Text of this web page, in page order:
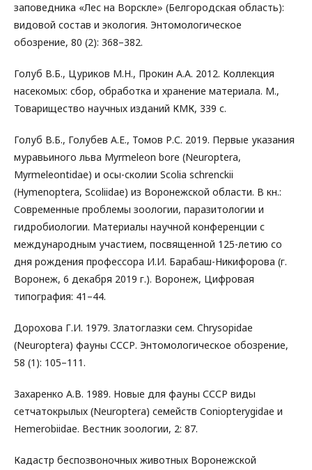
заповедника «Лес на Ворскле» (Белгородская область):
видовой состав и экология. Энтомологическое
обозрение, 80 (2): 368–382.
Голуб В.Б., Цуриков М.Н., Прокин А.А. 2012. Коллекция
насекомых: сбор, обработка и хранение материала. М.,
Товарищество научных изданий КМК, 339 с.
Голуб В.Б., Голубев А.Е., Томов Р.С. 2019. Первые указания
муравьиного льва Myrmeleon bore (Neuroptera,
Myrmeleontidae) и осы-сколии Scolia schrenckii
(Hymenoptera, Scoliidae) из Воронежской области. В кн.:
Современные проблемы зоологии, паразитологии и
гидробиологии. Материалы научной конференции с
международным участием, посвященной 125-летию со
дня рождения профессора И.И. Барабаш-Никифорова (г.
Воронеж, 6 декабря 2019 г.). Воронеж, Цифровая
типография: 41–44.
Дорохова Г.И. 1979. Златоглазки сем. Chrysopidae
(Neuroptera) фауны СССР. Энтомологическое обозрение,
58 (1): 105–111.
Захаренко А.В. 1989. Новые для фауны СССР виды
сетчатокрылых (Neuroptera) семейств Coniopterygidae и
Hemerobiidae. Вестник зоологии, 2: 87.
Кадастр беспозвоночных животных Воронежской